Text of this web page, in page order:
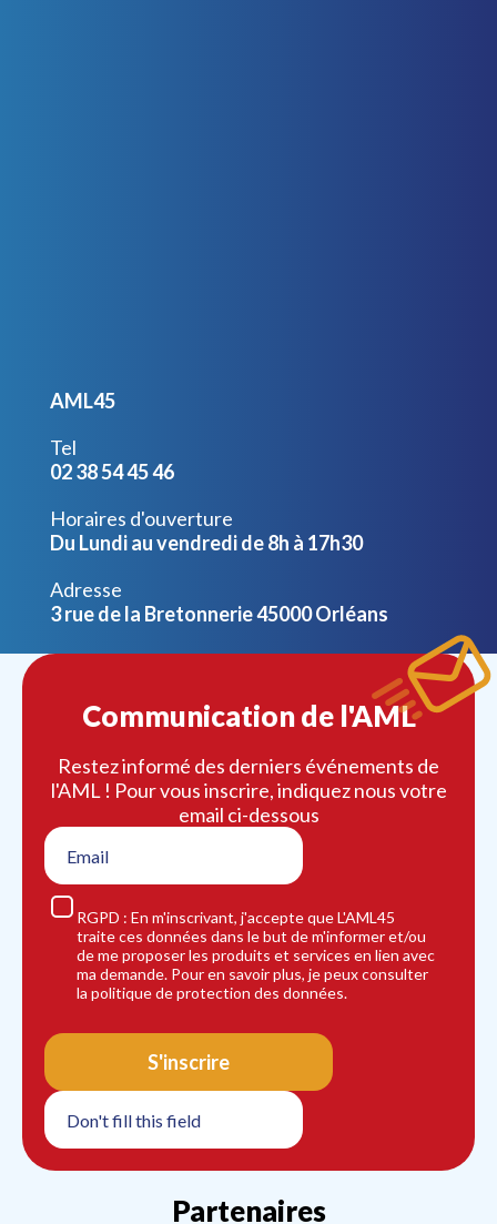
AML45
Tel
02 38 54 45 46
Horaires d'ouverture
Du Lundi au vendredi de 8h à 17h30
Adresse
3 rue de la Bretonnerie 45000 Orléans
Communication de l'AML
Restez informé des derniers événements de
l'AML ! Pour vous inscrire, indiquez nous votre
email ci-dessous
RGPD : En m'inscrivant, j'accepte que L'AML45
traite ces données dans le but de m'informer et/ou
de me proposer les produits et services en lien avec
ma demande. Pour en savoir plus, je peux consulter
la politique de protection des données.
S'inscrire
Partenaires